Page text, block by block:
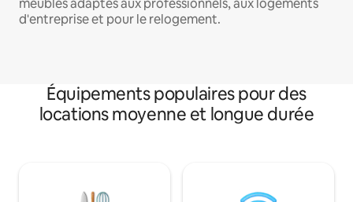
meublés adaptés aux professionnels, aux logements
d'entreprise et pour le relogement.
Équipements populaires pour des
locations moyenne et longue durée